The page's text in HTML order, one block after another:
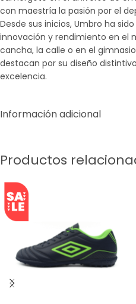
con maestría la pasión por el
Desde sus inicios, Umbro ha
innovación y rendimiento en el
cancha, la calle o en el
destacan por su diseño
excelencia.
Información adicional
Productos